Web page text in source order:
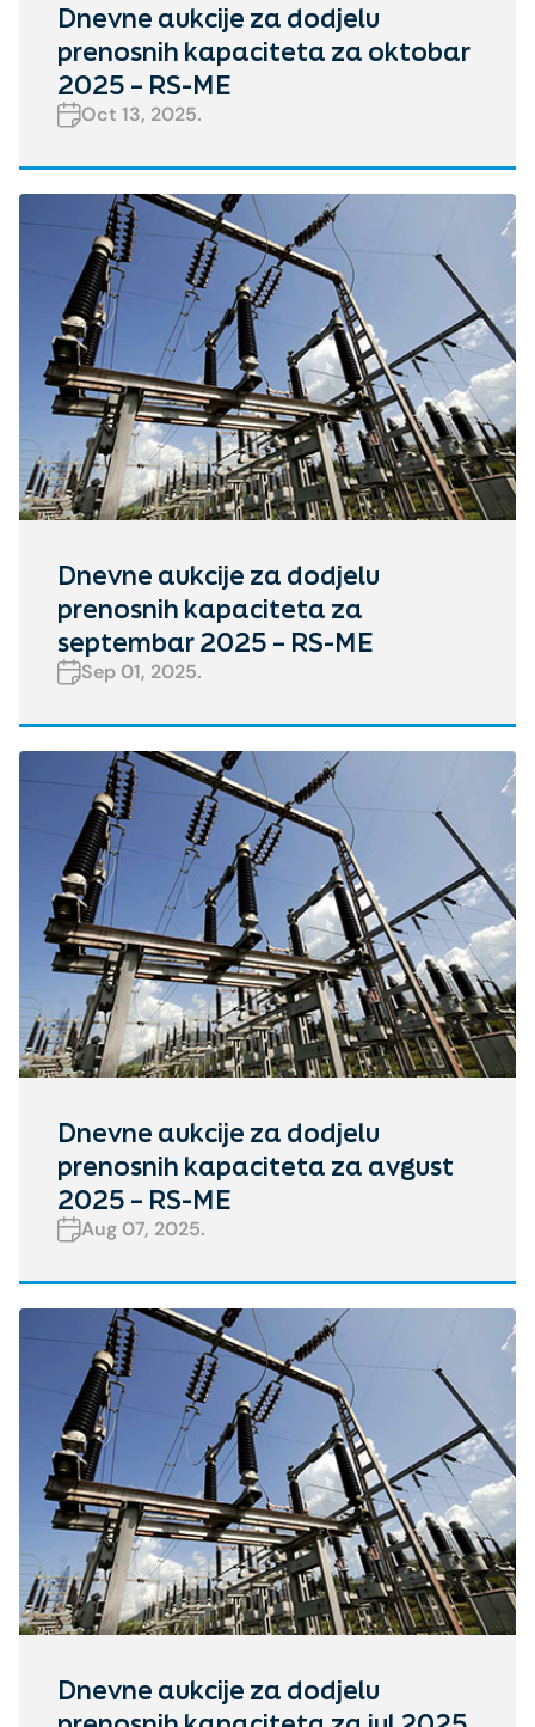
Dnevne aukcije za dodjelu
prenosnih kapaciteta za oktobar
2025 – RS-ME
Oct 13, 2025.
Dnevne aukcije za dodjelu
prenosnih kapaciteta za
septembar 2025 – RS-ME
Sep 01, 2025.
Dnevne aukcije za dodjelu
prenosnih kapaciteta za avgust
2025 – RS-ME
Aug 07, 2025.
Dnevne aukcije za dodjelu